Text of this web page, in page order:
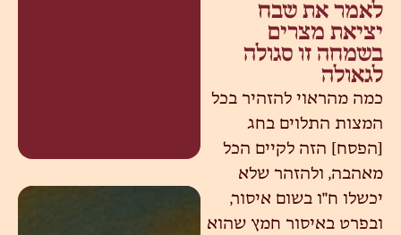
לאמר את שבח
יציאת מצרים
בשמחה זו סגולה
לגאולה
כמה מהראוי להזהיר בכל
המצות התלוים בחג
[הפסח] הזה לקיים הכל
מאהבה, ולהזהר שלא
יכשלו ח"ו בשום איסור,
ובפרט באיסור חמץ שהוא